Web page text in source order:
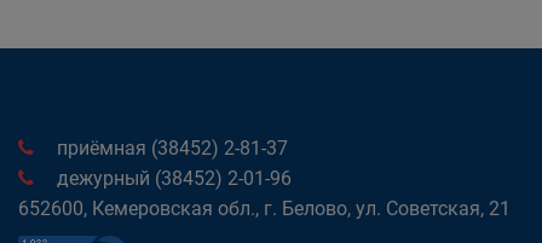
приёмная (38452) 2-81-37
дежурный (38452) 2-01-96
652600, Кемеровская обл., г. Белово, ул. Советская, 21